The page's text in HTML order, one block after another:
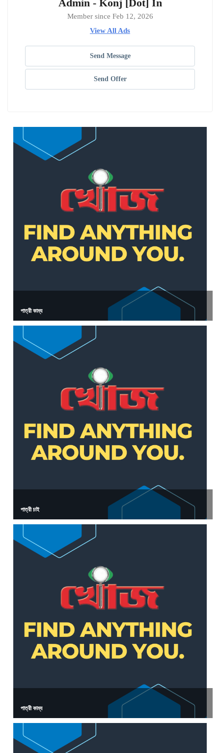
Admin - Konj [Dot] In
Member since Feb 12, 2026
View All Ads
Send Message
Send Offer
পাত্রী কাম্য
পাত্রী চাই
পাত্রী কাম্য